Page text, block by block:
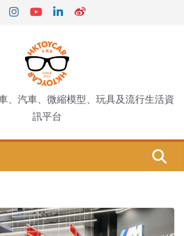
、汽車、微縮模型、玩具及流行生活資
訊平台